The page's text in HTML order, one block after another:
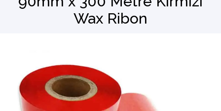
Barkod OkuyucuWax Ribon